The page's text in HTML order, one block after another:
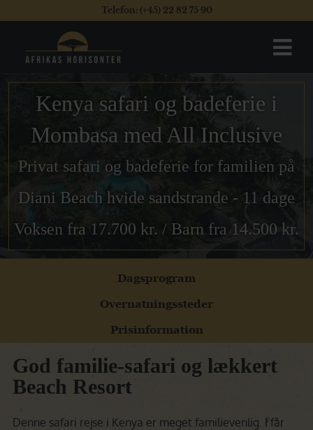
Telefon: (+45) 22 82 75 90
Kenya safari og badeferie i
Mombasa med All Inclusive
Privat safari og badeferie for familien på
Diani Beach hvide sandstrande - 11 dage
Voksen fra 17.700 kr. / Barn fra 14.500 kr.
Dagsprogram
Overnatningssteder
Prisinformation
God familie-safari og lækkert
Beach Resort
Denne safari rejse i Kenya er meget familievenlig. I får